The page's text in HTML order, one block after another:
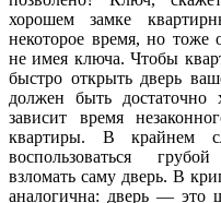
хорошем замке
некоторое время, но тоже
не имея ключа. Чтобы
быстро открыть дверь
должен быть
зависит время
квартиры. В крайнем
воспользоваться
взломать саму дверь. В
аналогична: дверь — это